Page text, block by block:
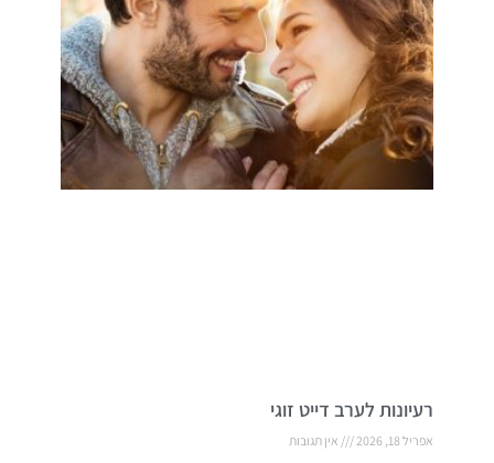
רעיונות לערב דייט זוגי
אפריל 18, 2026 אין תגובות